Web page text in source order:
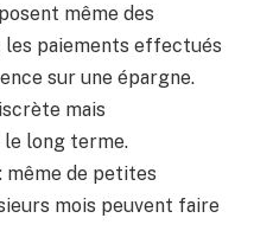
même des
paiements effectués
sur une épargne.
mais
long terme.
même de petites
mois peuvent faire